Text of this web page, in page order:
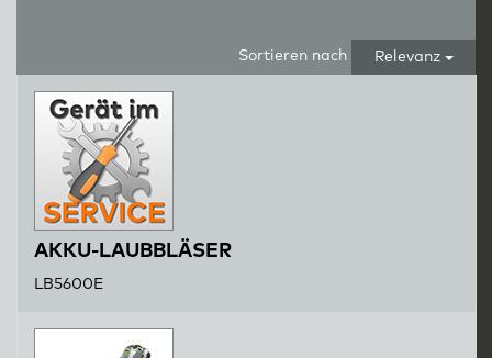
Sortieren nach Relevanz
AKKU-LAUBBLÄSER
LB5600E